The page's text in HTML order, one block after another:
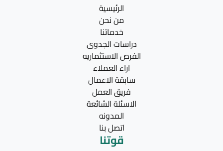
الرئيسية
من نحن
خدماتنا
دراسات الجدوى
الفرص الاستثماريه
اراء العملاء
سابقة الاعمال
فريق العمل
الاسئلة الشائعة
المدونه
اتصل بنا
قوتنا